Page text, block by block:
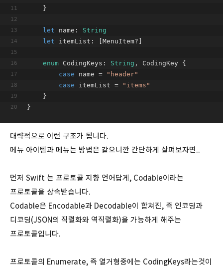
    }
let name: String
let itemList: [MenuItem?]
enum CodingKeys: String , CodingKey {
case name =
"header"
case itemList =
"items"
    }
}
대략적으로 이런 구조가 됩니다.
메뉴 아이템과 메뉴는 방법은 같으니깐 간단하게 살펴보자면..
먼저 Swift 는 프로토콜 지향 언어답게, Codable이라는
프로토콜을 상속받습니다.
Codable은 Encodable과 Decodable이 합쳐진, 즉 인코딩과
디코딩(JSON의 직렬화와 역직렬화)을 가능하게 해주는
프로토콜입니다.
프로토콜의 Enumerate, 즉 열거형중에는 CodingKeys라는것이